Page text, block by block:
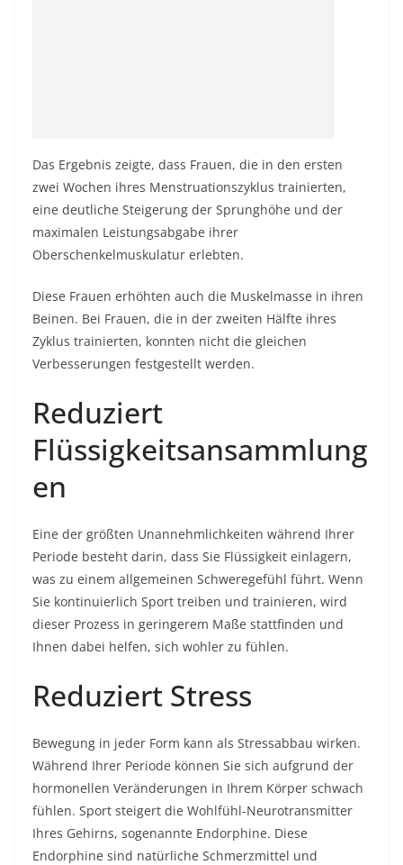
Das Ergebnis zeigte, dass Frauen, die in den ersten
zwei Wochen ihres Menstruationszyklus trainierten,
eine deutliche Steigerung der Sprunghöhe und der
maximalen Leistungsabgabe ihrer
Oberschenkelmuskulatur erlebten.
Diese Frauen erhöhten auch die Muskelmasse in ihren
Beinen. Bei Frauen, die in der zweiten Hälfte ihres
Zyklus trainierten, konnten nicht die gleichen
Verbesserungen festgestellt werden.
Reduziert
Flüssigkeitsansammlung
en
Eine der größten Unannehmlichkeiten während Ihrer
Periode besteht darin, dass Sie Flüssigkeit einlagern,
was zu einem allgemeinen Schweregefühl führt. Wenn
Sie kontinuierlich Sport treiben und trainieren, wird
dieser Prozess in geringerem Maße stattfinden und
Ihnen dabei helfen, sich wohler zu fühlen.
Reduziert Stress
Bewegung in jeder Form kann als Stressabbau wirken.
Während Ihrer Periode können Sie sich aufgrund der
hormonellen Veränderungen in Ihrem Körper schwach
fühlen. Sport steigert die Wohlfühl-Neurotransmitter
Ihres Gehirns, sogenannte Endorphine. Diese
Endorphine sind natürliche Schmerzmittel und